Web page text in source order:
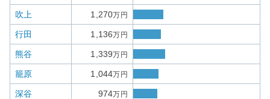
吹上 1,270万円
行田 1,136万円
熊谷 1,339万円
籠原 1,044万円
深谷 974万円